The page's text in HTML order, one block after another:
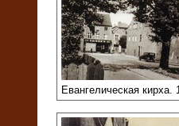
Евангелическая кирха.